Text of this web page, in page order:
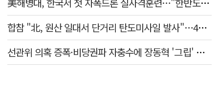
합참 "北, 원산 일대서 단거리 탄도미사일 발사"…42일 만
선관위 의혹 증폭·비당권파 자충수에 장동혁 '그립' 더 강해졌다